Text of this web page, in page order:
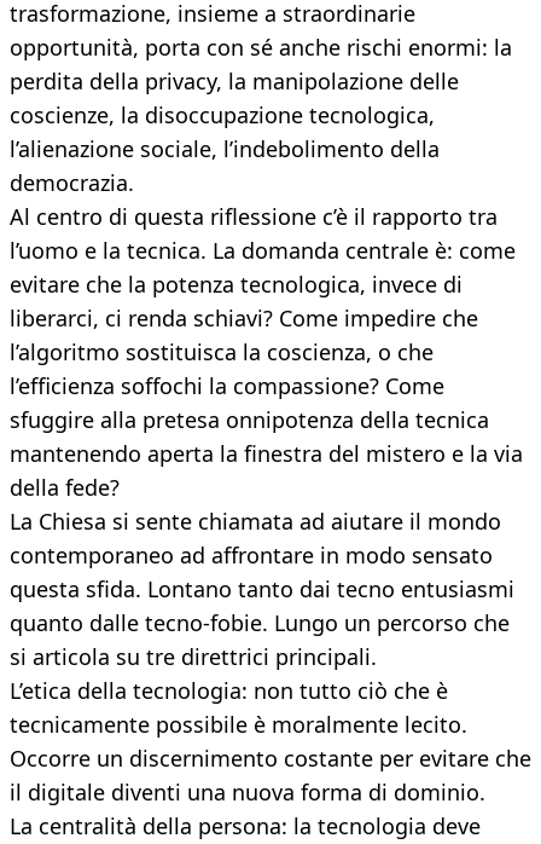
trasformazione, insieme a straordinarie
opportunità, porta con sé anche rischi enormi: la
perdita della privacy, la manipolazione delle
coscienze, la disoccupazione tecnologica,
l’alienazione sociale, l’indebolimento della
democrazia.
Al centro di questa riflessione c’è il rapporto tra
l’uomo e la tecnica. La domanda centrale è: come
evitare che la potenza tecnologica, invece di
liberarci, ci renda schiavi? Come impedire che
l’algoritmo sostituisca la coscienza, o che
l’efficienza soffochi la compassione? Come
sfuggire alla pretesa onnipotenza della tecnica
mantenendo aperta la finestra del mistero e la via
della fede?
La Chiesa si sente chiamata ad aiutare il mondo
contemporaneo ad affrontare in modo sensato
questa sfida. Lontano tanto dai tecno entusiasmi
quanto dalle tecno-fobie. Lungo un percorso che
si articola su tre direttrici principali.
L’etica della tecnologia: non tutto ciò che è
tecnicamente possibile è moralmente lecito.
Occorre un discernimento costante per evitare che
il digitale diventi una nuova forma di dominio.
La centralità della persona: la tecnologia deve